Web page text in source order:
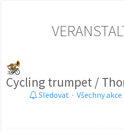
Cycling trumpet /
Sledovat · Všechny akce